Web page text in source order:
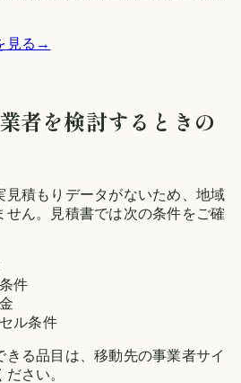
見る →
者を検討するときの
見積もりデータがないため、地域
せん。見積書では次の条件をご確
件
ル条件
きる品目は、移動先の事業者サイ
さい。